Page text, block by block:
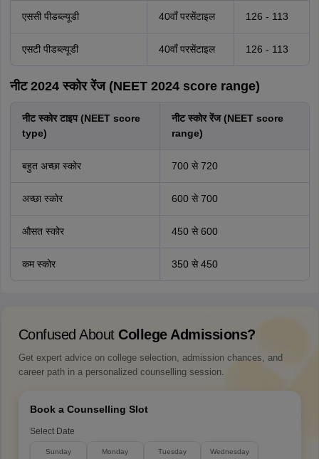
एससी पीडब्ल्यूडी 40वाँ परसेंटाइल 126 - 113
एसटी पीडब्ल्यूडी 40वाँ परसेंटाइल 126 - 113
नीट 2024 स्कोर रेंज (NEET 2024 score range)
नीट स्कोर टाइप (NEET score
type)
नीट स्कोर रेंज (NEET score
range)
बहुत अच्छा स्कोर 700 से 720
अच्छा स्कोर 600 से 700
औसत स्कोर 450 से 600
कम स्कोर 350 से 450
Confused About College Admissions?
Get expert advice on college selection, admission chances, and
career path in a personalized counselling session.
Book a Counselling Slot
Select Date
Sunday Monday Tuesday Wednesday